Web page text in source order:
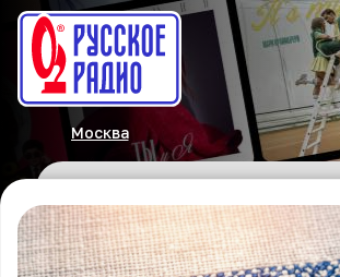
Москва